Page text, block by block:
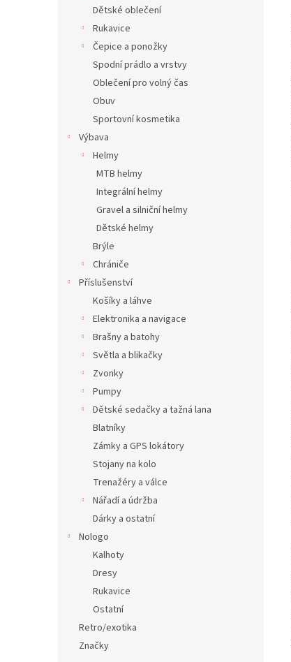
Dětské oblečení
Rukavice
Čepice a ponožky
Spodní prádlo a vrstvy
Oblečení pro volný čas
Obuv
Sportovní kosmetika
Výbava
Helmy
MTB helmy
Integrální helmy
Gravel a silniční helmy
Dětské helmy
Brýle
Chrániče
Příslušenství
Košíky a láhve
Elektronika a navigace
Brašny a batohy
Světla a blikačky
Zvonky
Pumpy
Dětské sedačky a tažná lana
Blatníky
Zámky a GPS lokátory
Stojany na kolo
Trenažéry a válce
Nářadí a údržba
Dárky a ostatní
Nologo
Kalhoty
Dresy
Rukavice
Ostatní
Retro/exotika
Značky